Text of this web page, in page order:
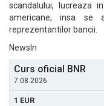
scandalului, lucreaza
americane, insa se
reprezentantilor bancii.
NewsIn
Curs oficial BNR
7.08.2026
1 EUR